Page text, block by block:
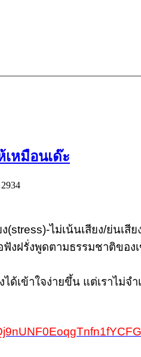
หมือนเด๊ะ
ไม่เน้นเสียง/ย่นเสีย
ฝรั่งพูดตามธรรมชาติของ
ข้าใจง่ายขึ้น แต่เราไม่จ